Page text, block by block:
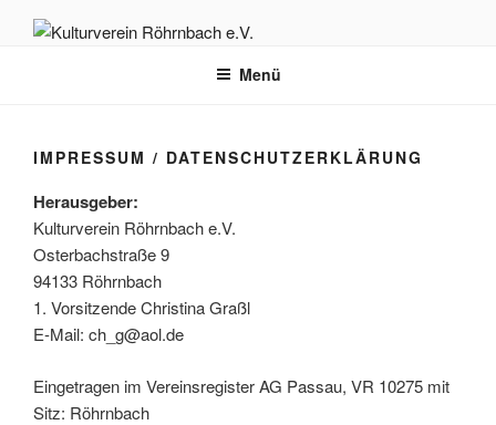
Inhalt
KULTURVEREIN RÖHRNBACH
Menü
IMPRESSUM / DATENSCHUTZERKLÄRUNG
Her­aus­ge­ber:
Kul­tur­ver­ein Röhrn­bach e.V.
Oster­bach­stra­ße 9
94133 Röhrn­bach
1. Vor­sit­zen­de Chris­ti­na Graßl
E‑Mail: ch_g@aol.de
Ein­ge­tra­gen im Ver­eins­re­gis­ter AG Pas­sau, VR 10275 mit
Sitz: Röhrnbach